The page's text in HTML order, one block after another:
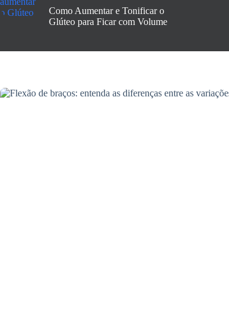
Como Aumentar e Tonificar o
Glúteo para Ficar com Volume